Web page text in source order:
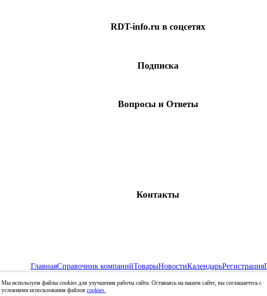
RDT-info.ru в соцсетях
Подписка
Вопросы и Ответы
Контакты
ГлавнаяСправочник компанийТоварыНовостиКалендарьРегистрация
© 2009 - 2026 RDT-INFO.RU - Отраслевой ресурс рынка детских
Мы используем файлы cookies для улучшения работы сайта. Оставаясь на нашем сайте, вы соглашаетесь с
условиями использования файлов cookies.